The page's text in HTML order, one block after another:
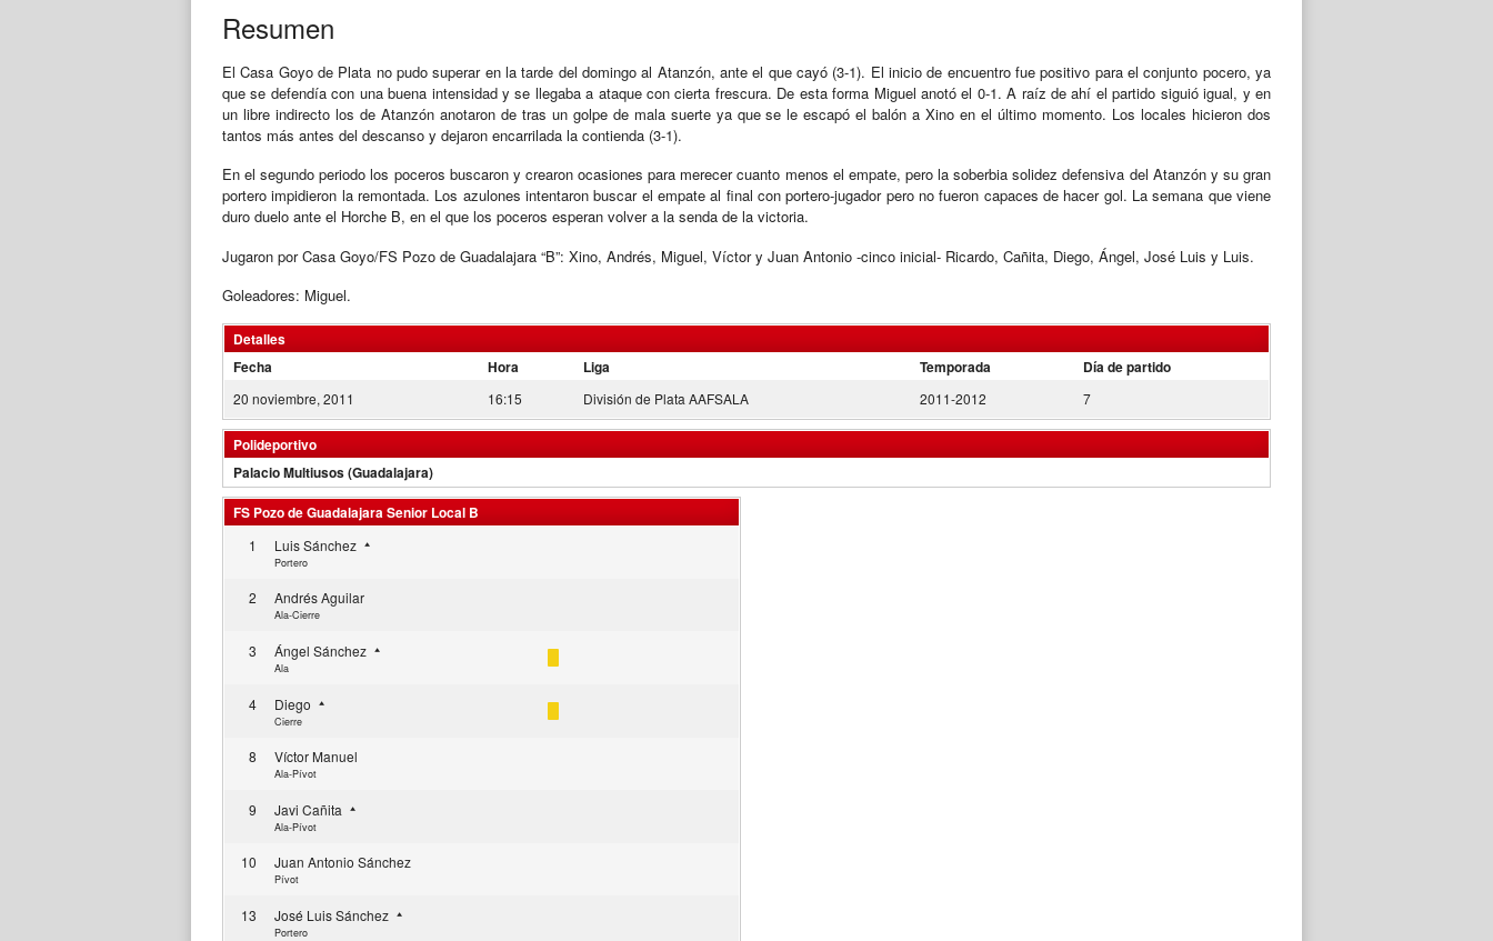
Resumen
El Casa Goyo de Plata no pudo superar en la tarde del domingo al Atanzón, ante el que cayó (3-1). El inicio de encuentro fue positivo para el conjunto pocero, ya
que se defendía con una buena intensidad y se llegaba a ataque con cierta frescura. De esta forma Miguel anotó el 0-1. A raíz de ahí el partido siguió igual, y en
un libre indirecto los de Atanzón anotaron de tras un golpe de mala suerte ya que se le escapó el balón a Xino en el último momento. Los locales hicieron dos
tantos más antes del descanso y dejaron encarrilada la contienda (3-1).
En el segundo periodo los poceros buscaron y crearon ocasiones para merecer cuanto menos el empate, pero la soberbia solidez defensiva del Atanzón y su gran
portero impidieron la remontada. Los azulones intentaron buscar el empate al final con portero-jugador pero no fueron capaces de hacer gol. La semana que viene
duro duelo ante el Horche B, en el que los poceros esperan volver a la senda de la victoria.
Jugaron por Casa Goyo/FS Pozo de Guadalajara “B”: Xino, Andrés, Miguel, Víctor y Juan Antonio -cinco inicial- Ricardo, Cañita, Diego, Ángel, José Luis y Luis.
Goleadores: Miguel.
Detalles
Fecha
Hora Liga Temporada Día de partido
20 noviembre, 2011 16:15 División de Plata AAFSALA 2011-2012 7
Polideportivo
Palacio Multiusos (Guadalajara)
FS Pozo de Guadalajara Senior Local B
1 Luis Sánchez
Portero
2 Andrés Aguilar
Ala-Cierre
3 Ángel Sánchez
Ala
4 Diego
Cierre
8 Víctor Manuel
Ala-Pívot
9 Javi Cañita
Ala-Pívot
10 Juan Antonio Sánchez
Pívot
13 José Luis Sánchez
Portero